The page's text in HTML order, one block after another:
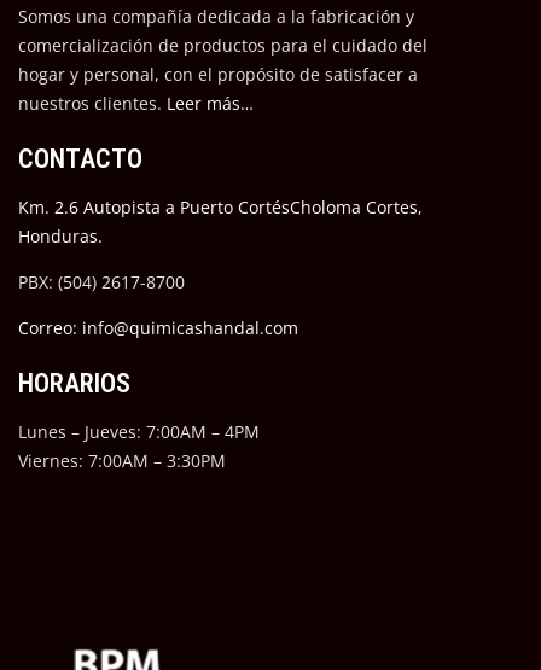
Somos una compañía dedicada a la fabricación y
comercialización de productos para el cuidado del
hogar y personal, con el propósito de satisfacer a
nuestros clientes. Leer más…
CONTACTO
Km. 2.6 Autopista a Puerto CortésCholoma Cortes,
Honduras.
PBX: (504) 2617-8700
Correo: info@quimicashandal.com
HORARIOS
Lunes – Jueves: 7:00AM – 4PM
Viernes: 7:00AM – 3:30PM